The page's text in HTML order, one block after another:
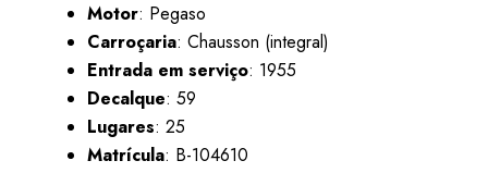
Motor: Pegaso
Carroçaria: Chausson (integral)
Entrada em serviço: 1955
Decalque: 59
Lugares: 25
Matrícula: B-104610